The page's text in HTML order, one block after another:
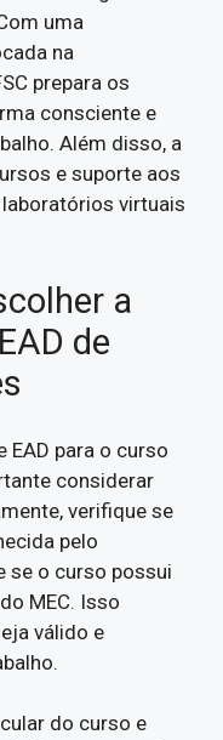
uma
na
prepara os
consciente e
Além disso, a
e suporte aos
virtuais
a
de
para o curso
considerar
verifique se
pelo
se o curso possui
MEC. Isso
válido e
do curso e